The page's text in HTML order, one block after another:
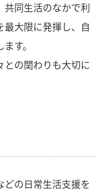
共同生活のなかで利
大限に発揮し、自
す。
との関わりも大切に
の日常生活支援を